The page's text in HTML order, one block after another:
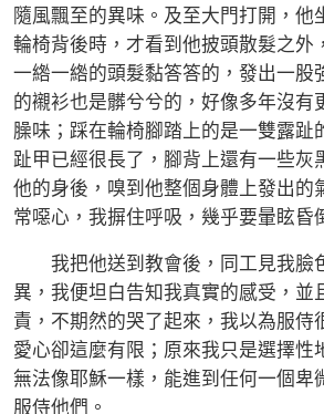
隨風飄至的異味。及至大門打開，他
輪椅背後時，才看到他披頭散髮之外
一綹一綹的頭髮黏答答的，發出一股
的襯衫也是髒兮兮的，好像多年沒有
臊味；踩在輪椅腳踏上的是一雙露趾
趾甲已經很長了，腳背上還有一些灰
他的身後，嗅到他整個身體上發出的
常噁心，我摒住呼吸，幾乎要暈眩昏
我把他送到教會後，同工見我臉
異，我便坦白告知我真實的感受，並
責，不期然的哭了起來，我以為服侍
愛心卻這麼有限；原來我只是選擇性
無法像耶穌一樣，能進到任何一個卑
服侍他們。